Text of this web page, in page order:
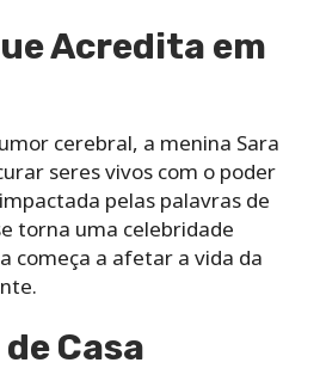
Acredita em
cerebral, a menina Sara
seres vivos com o poder
pelas palavras de
torna uma celebridade
começa a afetar a vida da
Casa